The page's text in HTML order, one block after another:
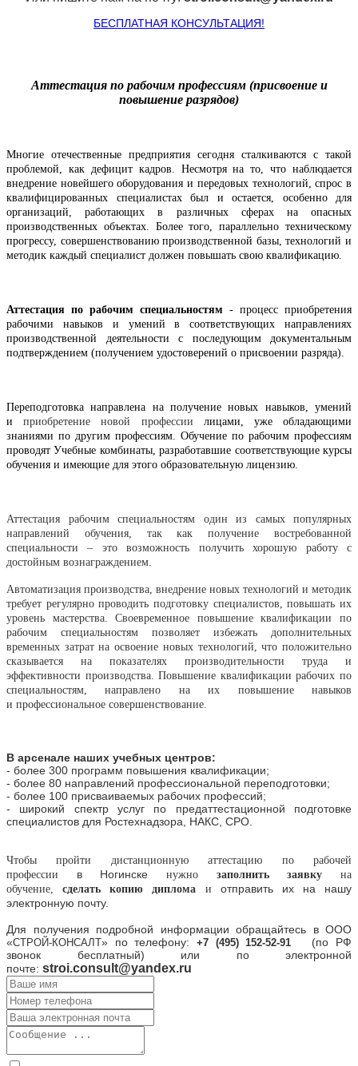
БЕСПЛАТНАЯ КОНСУЛЬТАЦИЯ!
Аттестация по рабочим профессиям (присвоение и
повышение разрядов)
Многие отечественные предприятия сегодня сталкиваются с такой
проблемой, как дефицит кадров. Несмотря на то, что наблюдается
внедрение новейшего оборудования и передовых технологий, спрос в
квалифицированных специалистах был и остается, особенно для
организаций, работающих в различных сферах на опасных
производственных объектах. Более того, параллельно техническому
прогрессу, совершенствованию производственной базы, технологий и
методик каждый специалист должен повышать свою квалификацию.
Аттестация по рабочим специальностям - процесс приобретения
рабочими навыков и умений в соответствующих направлениях
производственной деятельности с последующим документальным
подтверждением (получением удостоверений о присвоении разряда).
Переподготовка направлена на получение новых навыков, умений
иприобретение новой профессии
лицами, уже обладающими
знаниями по другим профессиям.
Обучение по рабочим профессиям
проводят Учебные комбинаты, разработавшие соответствующие курсы
обучения и имеющие для этого образовательную лицензию.
Аттестация рабочим специальностям один из самых популярных
направлений обучения, так как получение востребованной
специальности – это возможность получить хорошую работу с
достойным вознаграждением.
Автоматизация производства, внедрение новых технологий и методик
требует регулярно проводить подготовку специалистов, повышать их
уровень мастерства. Своевременное повышение квалификации по
рабочим специальностям позволяет избежать дополнительных
временных затрат на освоение новых технологий, что положительно
сказывается на показателях производительности труда и
эффективности производства.
Повышение квалификации рабочих по
специальностям, направлено на их повышение навыков
и профессиональное совершенствование.
В арсенале наших учебных центров:
- более 300 программ повышения квалификации;
- более 80 направлений профессиональной переподготовки;
- более 100 присваиваемых рабочих профессий;
- широкий спектр услуг по предаттестационной подготовке
специалистов для Ростехнадзора, НАКС, СРО.
Чтобы пройти дистанционную аттестацию по рабочей
профессии в Ногинске нужно заполнить заявку на
обучение,сделать копию диплома и отправить их на нашу
электронную почту.
Для получения подробной информации обращайтесь в ООО
«СТРОЙ-КОНСАЛТ» по телефону: +7 (495) 152-52-91
(по РФ
звонок бесплатный) или по электронной
почте: stroi.consult@yandex.ru